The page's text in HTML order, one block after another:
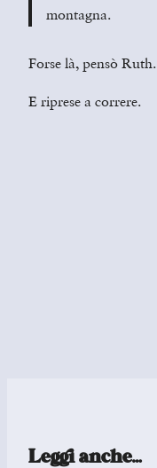
montagna.
Forse là, pensò Ruth.
E riprese a correre.
Leggi anche…